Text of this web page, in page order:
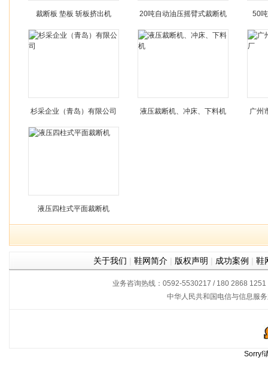
裁断板 垫板 斩板挤出机 20吨自动油压摇臂式裁断机 50
杉采企业（青岛）有限公司 液压裁断机、冲床、下料机 广州
液压四柱式平面裁断机
关于我们 | 鞋网简介 | 版权声明 | 成功案例 | 鞋
业务咨询热线：0592-5530217 / 180 2868 1251
中华人民共和国电信与信息服
Sorry!